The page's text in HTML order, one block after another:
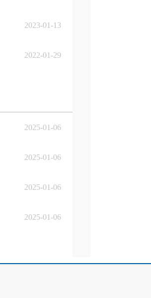
2023-01-13
2022-01-29
2025-01-06
2025-01-06
2025-01-06
2025-01-06